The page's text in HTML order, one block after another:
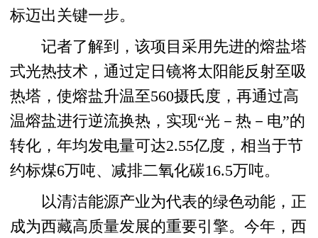
标迈出关键一步。
记者了解到，该项目采用先进的熔盐塔
式光热技术，通过定日镜将太阳能反射至吸
热塔，使熔盐升温至560摄氏度，再通过高
温熔盐进行逆流换热，实现“光－热－电”的
转化，年均发电量可达2.55亿度，相当于节
约标煤6万吨、减排二氧化碳16.5万吨。
以清洁能源产业为代表的绿色动能，正
成为西藏高质量发展的重要引擎。今年，西